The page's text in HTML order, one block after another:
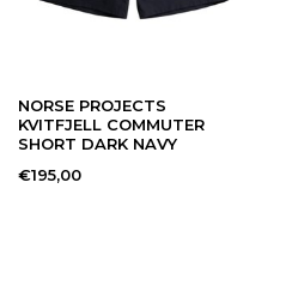
NORSE PROJECTS
KVITFJELL COMMUTER
SHORT DARK NAVY
€195,00